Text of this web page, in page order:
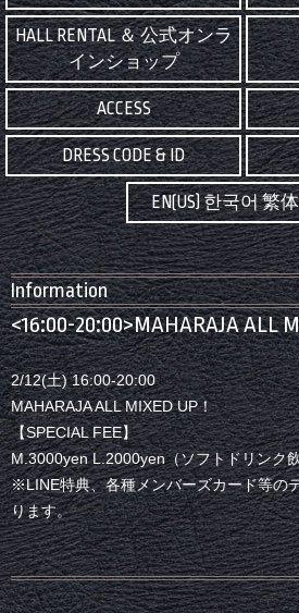
HALL RENTAL ＆ 公式オンラ
インショップ
ACCESS
DRESS CODE & ID
EN(US) 한국어 繁
Information
<16:00-20:00>MAHARAJA ALL
2/12(土) 16:00-20:00
MAHARAJA ALL MIXED UP！
【SPECIAL FEE】
M.3000yen L.2000yen（ソフトドリンク
※LINE特典、各種メンバーズカード等の
ります。